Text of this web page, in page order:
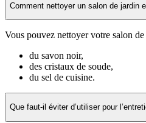
Comment nettoyer un salon de jardin
Vous pouvez nettoyer votre salon
du savon noir,
des cristaux de soude,
du sel de cuisine.
Que faut-il éviter d’utiliser pour